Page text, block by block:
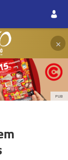
×
PUB